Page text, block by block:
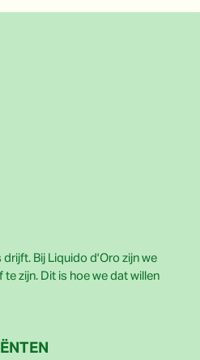
Bij Liquido d'Oro zijn we
zijn. Dit is hoe we dat willen